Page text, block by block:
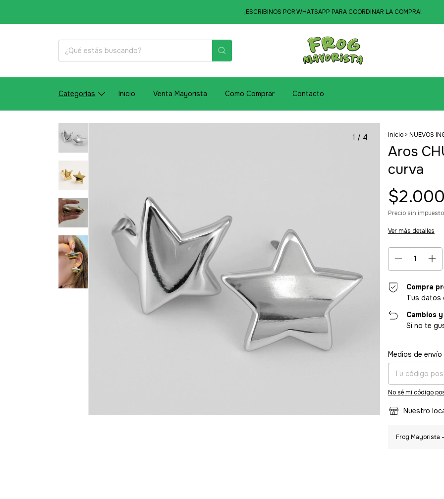
¡ESCRIBINOS POR WHATSAPP PARA COORDINAR LA COMPRA!
Categorías Inicio Venta Mayorista Como Comprar Contacto
1 / 4 Inicio > NUEVOS
Aros
curva
Precio sin
Ver más detalles
Compra
Tus datos
Cambios
Si no te
Entregas para el CP:
Medios de envío
No sé mi código
Nuestro
Frog Mayorista